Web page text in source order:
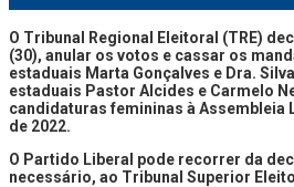
O Tribunal Regional Eleitoral (TRE)
(30), anular os votos e cassar os
estaduais Marta Gonçalves e Dra.
estaduais Pastor Alcides e Carmelo
candidaturas femininas à Assembleia
de 2022.
O Partido Liberal pode recorrer da
necessário, ao Tribunal Superior